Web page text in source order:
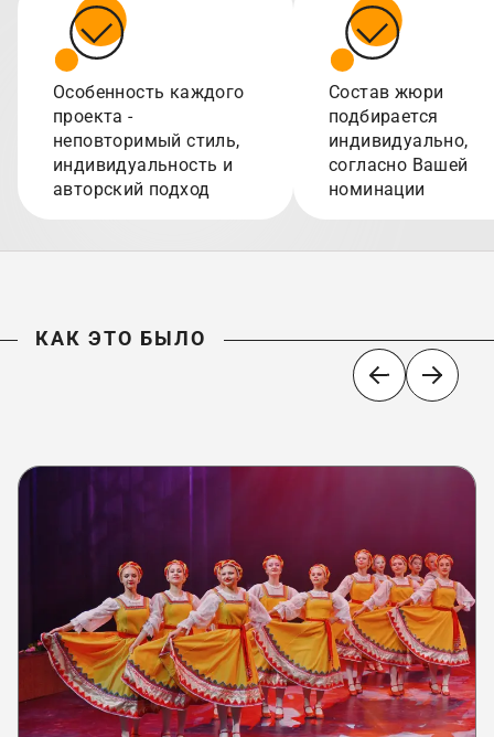
Особенность каждого
проекта -
неповторимый стиль,
индивидуальность и
авторский подход
Состав жюри
подбирается
индивидуально,
согласно Вашей
номинации
КАК ЭТО БЫЛО
КАК ЭТО БЫЛО